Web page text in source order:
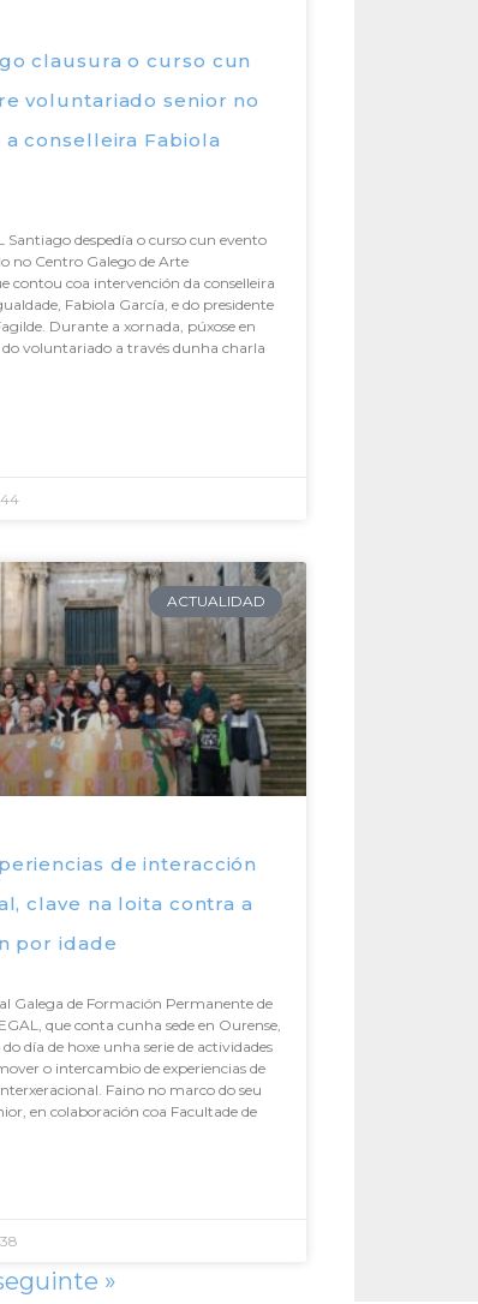
clausura o curso cun
voluntariado senior no
conselleira Fabiola
Santiago despedía o curso cun evento
no Centro Galego de Arte
contou coa intervención da conselleira
Fabiola García, e do presidente
Durante a xornada, púxose en
voluntariado a través dunha charla
ACTUALIDAD
de interacción
clave na loita contra a
por idade
Galega de Formación Permanente de
que conta cunha sede en Ourense,
día de hoxe unha serie de actividades
o intercambio de experiencias de
Faino no marco do seu
en colaboración coa Facultade de
»